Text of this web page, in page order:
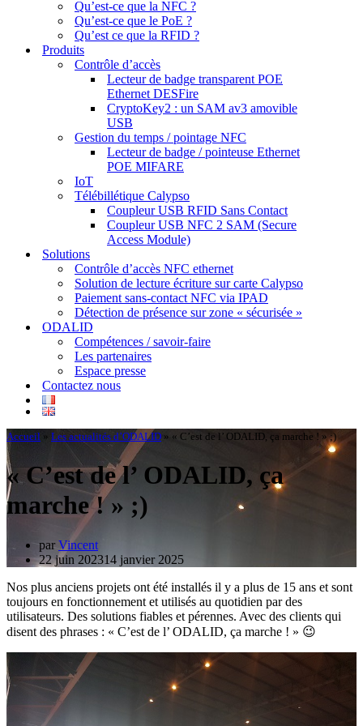
Qu’est-ce que la NFC ?
Qu’est-ce que le PoE ?
Qu’est ce que la RFID ?
Produits
Contrôle d’accès
Lecteur de badge transparent POE
Ethernet DESFire
CryptoKey2 : un SAM av3 amovible
USB
Gestion du temps / pointage NFC
Lecteur de badge / pointeuse Ethernet
POE MIFARE
IoT
Télébillétique Calypso
Coupleur USB RFID Sans Contact
Coupleur USB NFC 2 SAM (Secure
Access Module)
Solutions
Contrôle d’accès NFC ethernet
Solution de lecture écriture sur carte Calypso
Paiement sans-contact NFC via IPAD
Détection de présence sur zone « sécurisée »
ODALID
Compétences / savoir-faire
Les partenaires
Espace presse
Contactez nous
Accueil » Les actualités d’ODALID » « C’est de l’ ODALID, ça marche ! » ;)
« C’est de l’ ODALID, ça
marche ! » ;)
parVincent
22 juin 202314 janvier 2025
Nos plus anciens projets ont été installés il y a plus de 15 ans et sont
toujours en fonctionnement et utilisés au quotidien par des
utilisateurs. Des solutions fiables et pérennes. Avec des clients qui
disent des phrases : « C’est de l’ ODALID, ça marche ! » 😉